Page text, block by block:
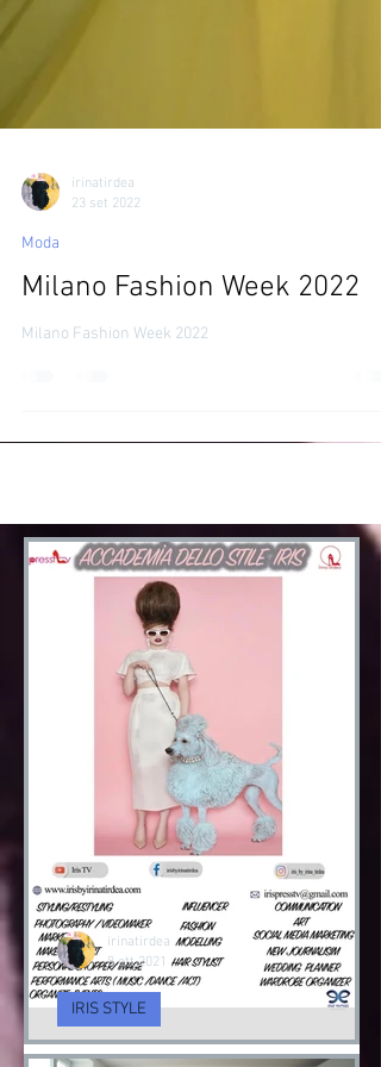
irinatirdea
Milano Fashion Week 2022
irinatirdea